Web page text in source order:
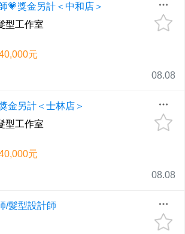
💗獎金另計＜中和店＞
型工作室
元
08.08
金另計＜士林店＞
型工作室
元
08.08
/髮型設計師